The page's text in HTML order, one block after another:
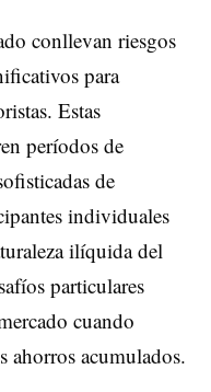
conllevan riesgos
para
Estas
períodos de
de
individuales
ilíquida del
particulares
cuando
ahorros acumulados.